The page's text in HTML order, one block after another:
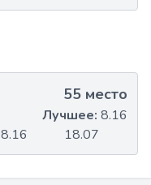
55 место
8.16 18.07
Лучшее: 8.16